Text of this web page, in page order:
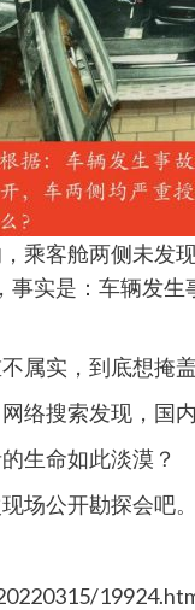
乘客舱两侧未
实是：车辆发
属实，到底想掩
络搜索发现，国
生命如此淡漠？
场公开勘探会吧